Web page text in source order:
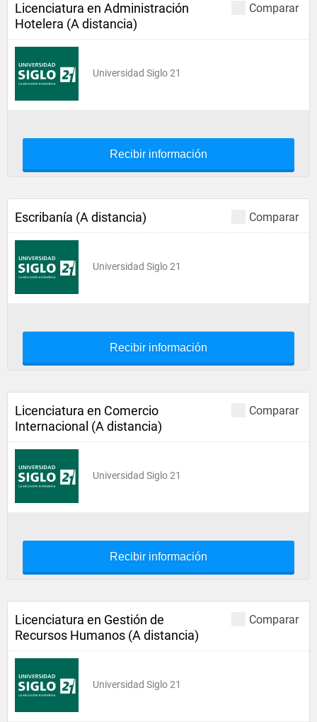
Comparar
Licenciatura en Administración
Hotelera (A distancia)
Universidad Siglo 21
Recibir información
Comparar
Escribanía (A distancia)
Universidad Siglo 21
Recibir información
Comparar
Licenciatura en Comercio
Internacional (A distancia)
Universidad Siglo 21
Recibir información
Comparar
Licenciatura en Gestión de
Recursos Humanos (A distancia)
Universidad Siglo 21